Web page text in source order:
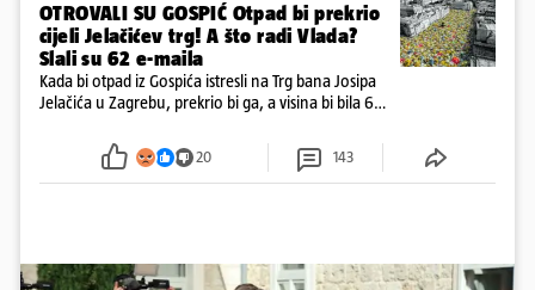
OTROVALI SU GOSPIĆ Otpad bi prekrio
cijeli Jelačićev trg! A što radi Vlada?
Slali su 62 e-maila
Kada bi otpad iz Gospića istresli na Trg bana Josipa
Jelačića u Zagrebu, prekrio bi ga, a visina bi bila 6
Kada bi slagali jednu na drugu, visina bi bila kao
2600 katedrala
20 143